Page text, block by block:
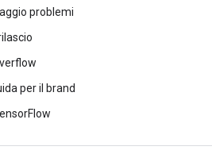
problemi
per il brand